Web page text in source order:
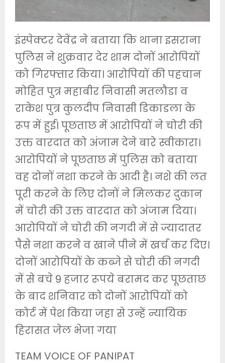
इंस्पेक्टर देवेंद्र ने बताया कि थाना इसराना
पुलिस ने शुक्रवार देर शाम दोनों आरोपियों
को गिरफ्तार किया। आरोपियों की पहचान
मोहित पुत्र महाबीर निवासी मतलौडा व
राकेश पुत्र कुलदीप निवासी डिकाडला के
रूप में हुई। पूछताछ में आरोपियों ने चोरी की
उक्त वारदात को अंजाम देने बारे स्वीकारा।
आरोपियों ने पूछताछ में पुलिस को बताया
वह दोनों नशा करने के आदी है। नशे की लत
पूरी करने के लिए दोनों ने मिलकर दुकान
में चोरी की उक्त वारदात को अंजाम दिया।
आरोपियों ने चोरी की नगदी में से ज्यादातर
पैसे नशा करने व खाने पीने में खर्च कर दिए।
दोनों आरोपियों के कब्जे से चोरी की नगदी
में से बचे 9 हजार रूपये बरामद कर पूछताछ
के बाद शनिवार को दोनों आरोपियों को
कोर्ट में पेश किया जहा से उन्हें न्यायिक
हिरासत जेल भेजा गया
TEAM VOICE OF PANIPAT